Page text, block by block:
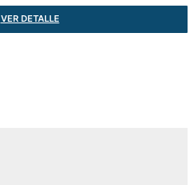
VER DETALLE